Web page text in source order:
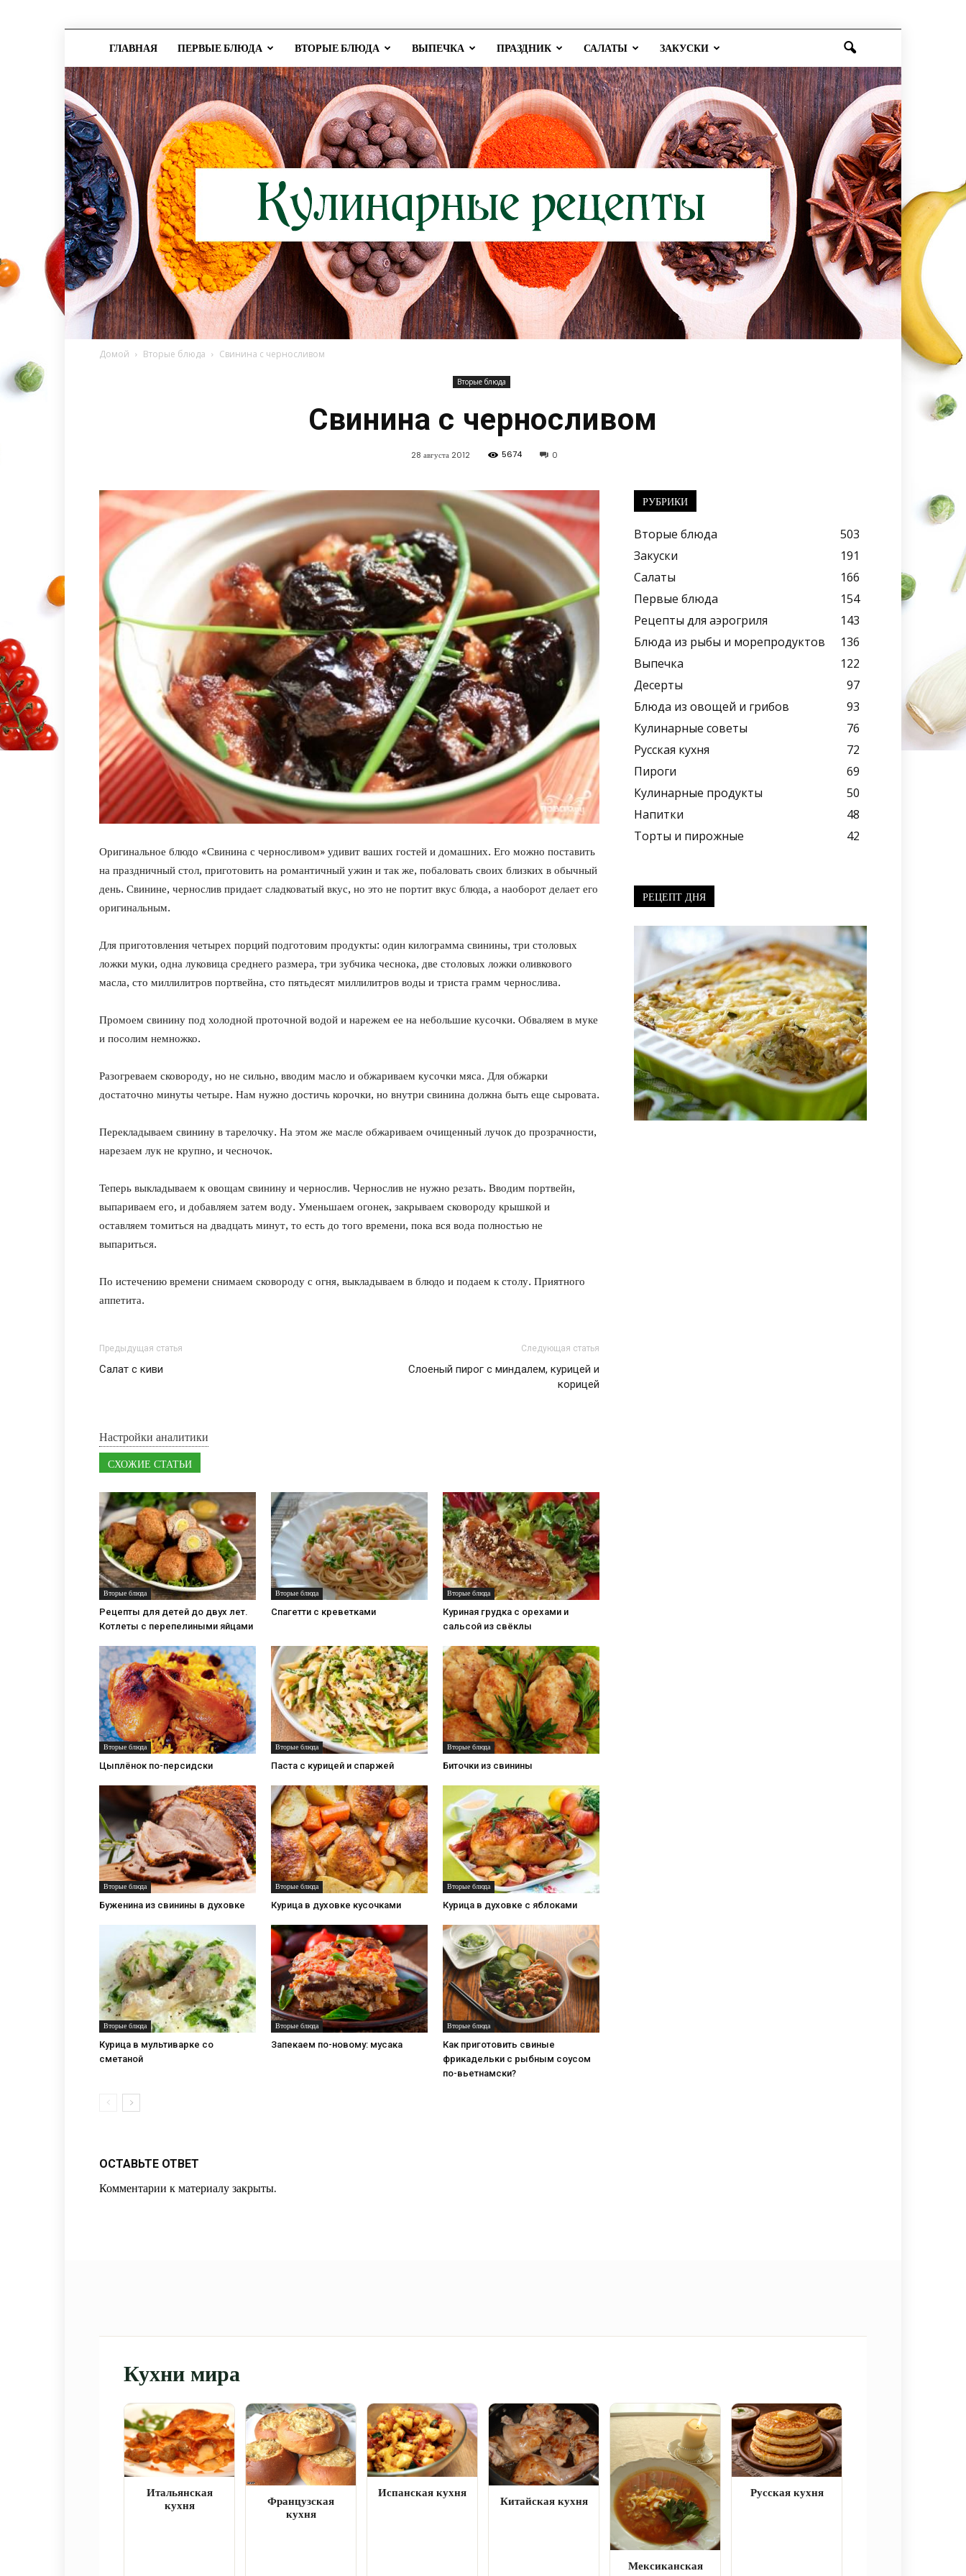
ГЛАВНАЯ ПЕРВЫЕ БЛЮДА ВТОРЫЕ БЛЮДА ВЫПЕЧКА ПРАЗДНИК САЛАТЫ ЗАКУСКИ
рецепты,
вкусные
блюда
+
фото
Домой Вторые блюда Свинина с черносливом
Вторые блюда
Свинина с черносливом
28 августа 2012 5674 0
Оригинальное блюдо «Свинина с черносливом» удивит ваших гостей и домашних. Его можно поставить
на праздничный стол, приготовить на романтичный ужин и так же, побаловать своих близких в обычный
день. Свинине, чернослив придает сладковатый вкус, но это не портит вкус блюда, а наоборот делает его
оригинальным.
Для приготовления четырех порций подготовим продукты: один килограмма свинины, три столовых
ложки муки, одна луковица среднего размера, три зубчика чеснока, две столовых ложки оливкового
масла, сто миллилитров портвейна, сто пятьдесят миллилитров воды и триста грамм чернослива.
Промоем свинину под холодной проточной водой и нарежем ее на небольшие кусочки. Обваляем в муке
и посолим немножко.
Разогреваем сковороду, но не сильно, вводим масло и обжариваем кусочки мяса. Для обжарки
достаточно минуты четыре. Нам нужно достичь корочки, но внутри свинина должна быть еще сыровата.
Перекладываем свинину в тарелочку. На этом же масле обжариваем очищенный лучок до прозрачности,
нарезаем лук не крупно, и чесночок.
Теперь выкладываем к овощам свинину и чернослив. Чернослив не нужно резать. Вводим портвейн,
выпариваем его, и добавляем затем воду. Уменьшаем огонек, закрываем сковороду крышкой и
оставляем томиться на двадцать минут, то есть до того времени, пока вся вода полностью не
выпариться.
По истечению времени снимаем сковороду с огня, выкладываем в блюдо и подаем к столу. Приятного
аппетита.
Предыдущая статья
Салат с киви
Следующая статья
Слоеный пирог с миндалем, курицей и
корицей
Настройки аналитики
СХОЖИЕ СТАТЬИ
Вторые блюда
Рецепты для детей до двух лет.
Котлеты с перепелиными яйцами
Вторые блюда
Спагетти с креветками
Вторые блюда
Куриная грудка с орехами и
сальсой из свёклы
Вторые блюда
Цыплёнок по-персидски
Вторые блюда
Паста с курицей и спаржей
Вторые блюда
Биточки из свинины
Вторые блюда
Буженина из свинины в духовке
Вторые блюда
Курица в духовке кусочками
Вторые блюда
Курица в духовке с яблоками
Вторые блюда
Курица в мультиварке со
сметаной
Вторые блюда
Запекаем по-новому: мусака
Вторые блюда
Как приготовить свиные
фрикадельки с рыбным соусом
по-вьетнамски?
ОСТАВЬТЕ ОТВЕТ
Комментарии к материалу закрыты.
РУБРИКИ
Вторые блюда
503
Закуски
191
Салаты
166
Первые блюда
154
Рецепты для аэрогриля
143
Блюда из рыбы и морепродуктов
136
Выпечка
122
Десерты
97
Блюда из овощей и грибов
93
Кулинарные советы
76
Русская кухня
72
Пироги
69
Кулинарные продукты
50
Напитки
48
Торты и пирожные
42
РЕЦЕПТ ДНЯ
Кухни мира
Итальянская
кухня
Французская
кухня
Испанская кухня
Китайская кухня
Мексиканская
Русская кухня